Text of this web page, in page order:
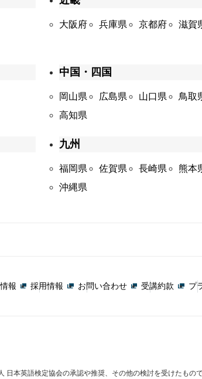
大阪府 兵庫県 京都府 滋賀
中国・四国
岡山県 広島県 山口県 鳥取
高知県
九州
福岡県 佐賀県 長崎県 熊本
沖縄県
報 採用情報 お問い合わせ 受講約款 プ
本英語検定協会の承認や推奨、その他の検討を受けたもので